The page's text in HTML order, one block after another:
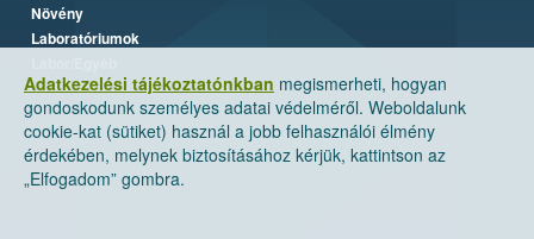
Adatkezelési tájékoztatónkban megismerheti, hogyan
gondoskodunk személyes adatai védelméről. Weboldalunk
cookie-kat (sütiket) használ a jobb felhasználói élmény
érdekében, melynek biztosításához kérjük, kattintson az
„Elfogadom” gombra.
Növény
Laboratóriumok